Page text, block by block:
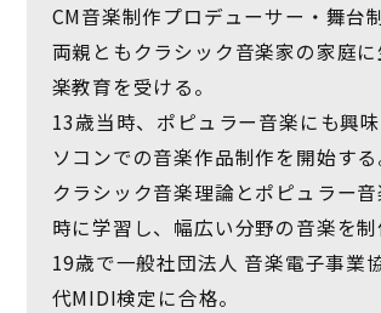
CM音楽制作プロデューサー・舞台
両親ともクラシック音楽家の家庭
楽教育を受ける。
13歳当時、ポピュラー音楽にも興
ソコンでの音楽作品制作を開始する
クラシック音楽理論とポピュラー
時に学習し、幅広い分野の音楽を制
19歳で一般社団法人 音楽電子事業
代MIDI検定に合格。